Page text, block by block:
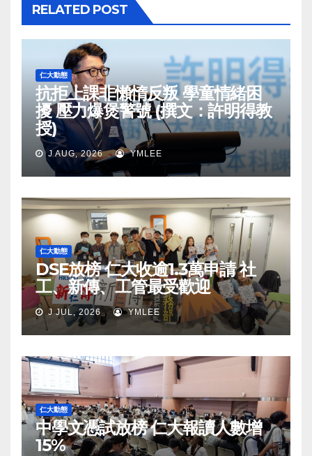
RELATED POST
仁大動態
抗拒上課非懶惰反叛 學童情緒困
擾 壓力爆煲警號 (撰文：許明得教
授)
J AUG, 2026 YMLEE
仁大動態
DSE放榜 仁大收逾1.3萬申請 社
工、新傳、工管最受歡迎
J JUL, 2026 YMLEE
仁大動態
中學文憑試放榜 仁大報讀人數增
15%